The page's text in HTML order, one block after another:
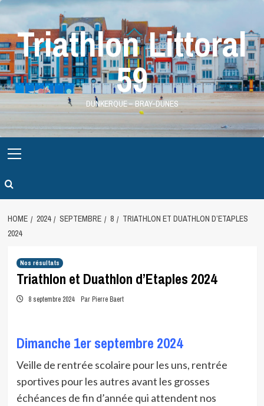
Skip
contentTriathlon Littoral
59
DUNKERQUE – BRAY-DUNES
Menu
HOME 2024 SEPTEMBRE 8
TRIATHLON ET DUATHLON D’ETAPLES
2024
Nos résultats
Triathlon et Duathlon d’Etaples 2024
8 septembre 2024 Par Pierre Baert
Dimanche 1er septembre 2024
Veille de rentrée scolaire pour les uns, rentrée
sportives pour les autres avant les grosses
échéances de fin d’année qui attendent nos